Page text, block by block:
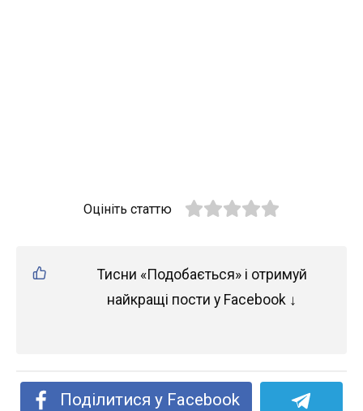
Оцініть статтю
Тисни «Подобається» і отримуй
найкращі пости у Facebook ↓
Поділитися у Facebook